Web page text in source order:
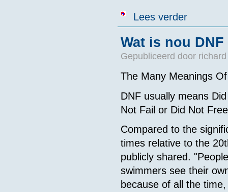
Lees verderover Gerrit
Wat is nou
Gepubliceerd door
The Many Meanings
DNF usually means
Not Fail or Did Not
Compared to the
times relative to the
publicly shared.
swimmers see their
because of all the